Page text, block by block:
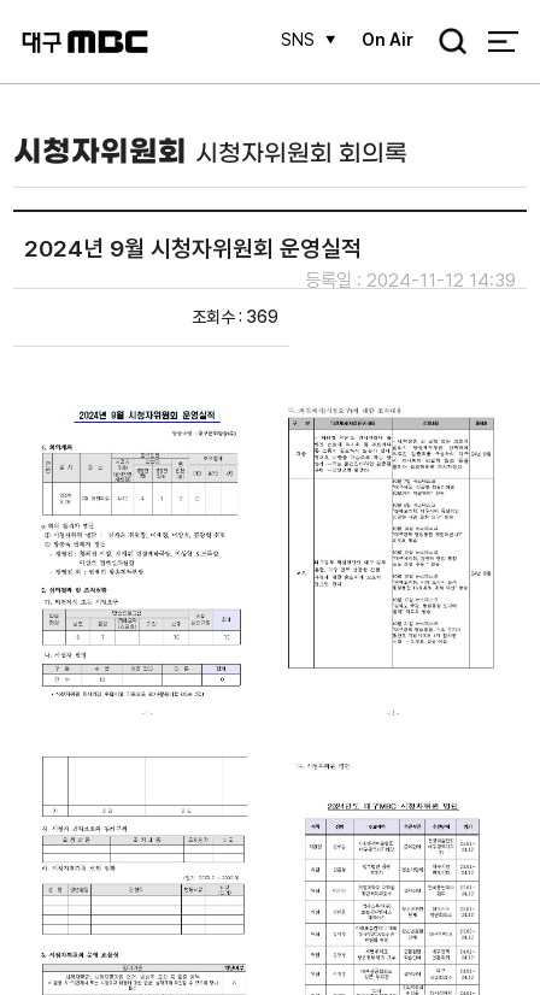
SNS On Air
검
시청자위원회 시청자위원회 회의록
2024년 9월 시청자위원회 운영실적
등록일 : 2024-11-12 14:39
조회수 : 369